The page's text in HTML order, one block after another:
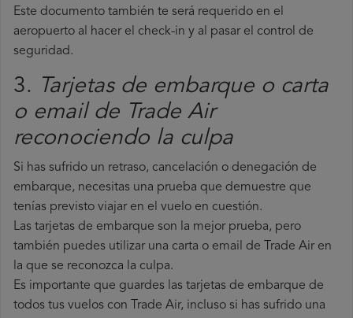
Este documento también te será requerido en el
aeropuerto al hacer el check-in y al pasar el control de
seguridad.
3.
Tarjetas de embarque o carta
o email de Trade Air
reconociendo la culpa
Si has sufrido un retraso, cancelación o denegación de
embarque, necesitas una prueba que demuestre que
tenías previsto viajar en el vuelo en cuestión.
Las tarjetas de embarque son la mejor prueba, pero
también puedes utilizar una carta o email de Trade Air en
la que se reconozca la culpa.
Es importante que guardes las tarjetas de embarque de
todos tus vuelos con Trade Air, incluso si has sufrido una